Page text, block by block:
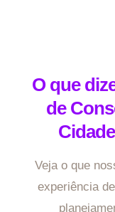
O que
de
Veja o que
experiência